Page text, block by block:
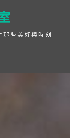
些美好與時刻